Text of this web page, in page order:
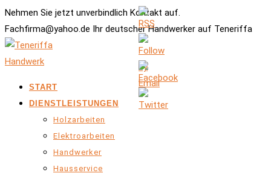
Nehmen Sie jetzt unverbindlich Kontakt auf.
Fachfirma@yahoo.de Ihr deutscher Handwerker auf Teneriffa
START
DIENSTLEISTUNGEN
Holzarbeiten
Elektroarbeiten
Handwerker
Hausservice